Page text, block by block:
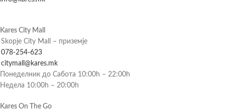
Kares City Mall
Skopje City Mall – приземје
078-254-623
citymall@kares.mk
Понеделник до Сабота 10:00h – 22:00h
Недела 10:00h – 20:00h
Kares On The Go